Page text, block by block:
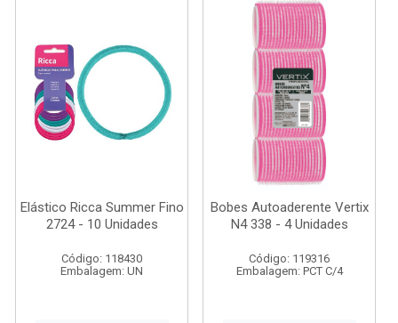
Elástico Ricca Summer Fino
2724 - 10 Unidades
Código: 118430
Embalagem: UN
Bobes Autoaderente Vertix
N4 338 - 4 Unidades
Código: 119316
Embalagem: PCT C/4